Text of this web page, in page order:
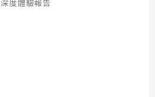
度體驗報告